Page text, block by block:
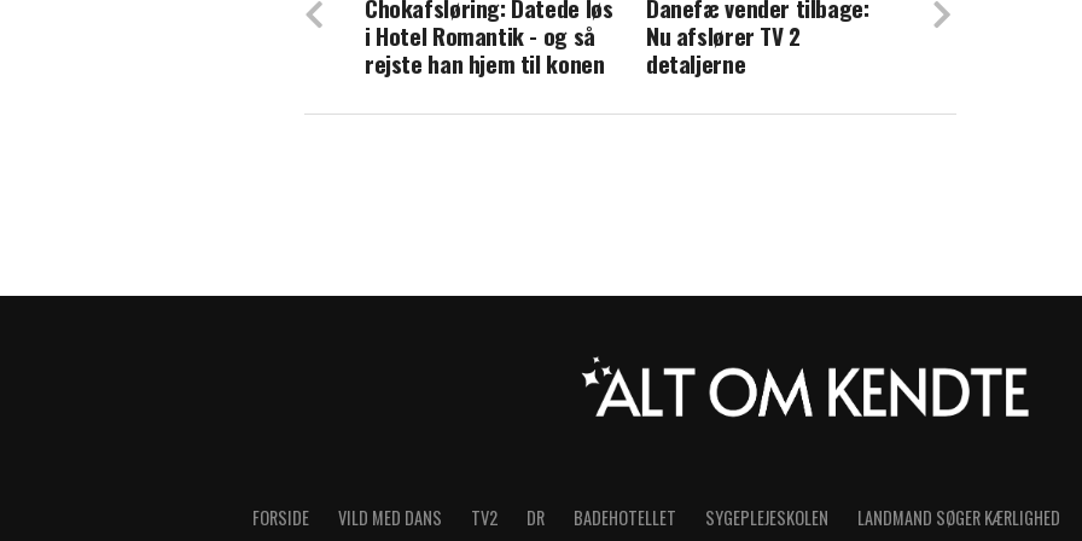
'Forræder'-deltager valgte at forråde sin bedste ven: Nu
sætter han ord på
Danefæ vender tilbage:
Nu afslører TV 2
detaljerne
Chokafsløring: Datede løs
i Hotel Romantik - og så
rejste han hjem til konen
FORSIDE VILD MED DANS TV2 DR BADEHOTELLET SYGEPLEJESKOLEN LANDMAND SØGER KÆRLIGHED